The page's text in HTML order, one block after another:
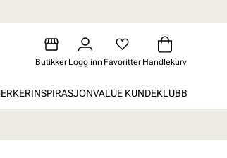
Butikker Logg inn Favoritter Handlekurv
INSPIRASJONVALUE KUNDEKLUBB